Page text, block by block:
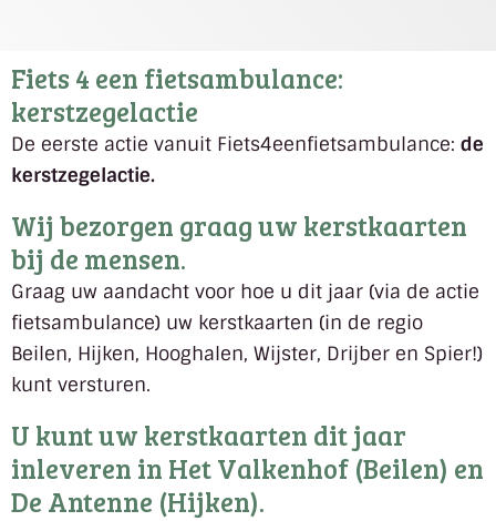
Fiets 4 een fietsambulance:
kerstzegelactie
De eerste actie vanuit Fiets4eenfietsambulance: de
kerstzegelactie.
Wij bezorgen graag uw kerstkaarten
bij de mensen.
Graag uw aandacht voor hoe u dit jaar (via de actie
fietsambulance) uw kerstkaarten (in de regio
Beilen, Hijken, Hooghalen, Wijster, Drijber en Spier!)
kunt versturen.
U kunt uw kerstkaarten dit jaar
inleveren in Het Valkenhof (Beilen) en
De Antenne (Hijken).